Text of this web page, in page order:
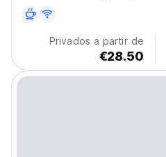
Privados a partir de
€28.50